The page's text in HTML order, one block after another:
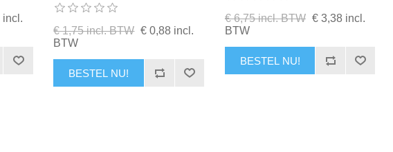
incl.
€ 1,75 incl. BTW € 0,88 incl.
BTW
BESTEL NU!
€ 6,75 incl. BTW € 3,38 incl.
BTW
BESTEL NU!